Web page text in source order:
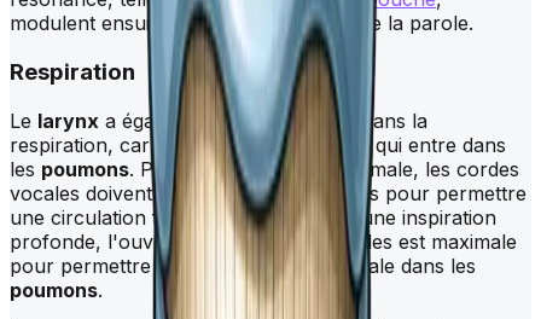
modulent ensuite ce son pour permettre la parole.
Respiration
Le larynx a également un rôle crucial dans la
respiration, car il régule le volume d'air qui entre dans
les poumons. Pour une respiration normale, les cordes
vocales doivent être largement ouvertes pour permettre
une circulation fluide de l'air. Pendant une inspiration
profonde, l'ouverture des cordes vocales est maximale
pour permettre une entrée d'air maximale dans les
poumons.